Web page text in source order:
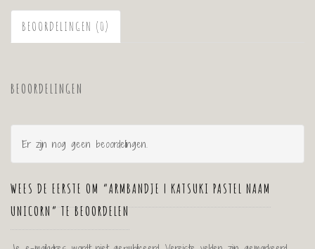
BEOORDELINGEN (0)
BEOORDELINGEN
Er zijn nog geen beoordelingen.
WEES DE EERSTE OM “ARMBANDJE | KATSUKI PASTEL NAAM
UNICORN” TE BEOORDELEN